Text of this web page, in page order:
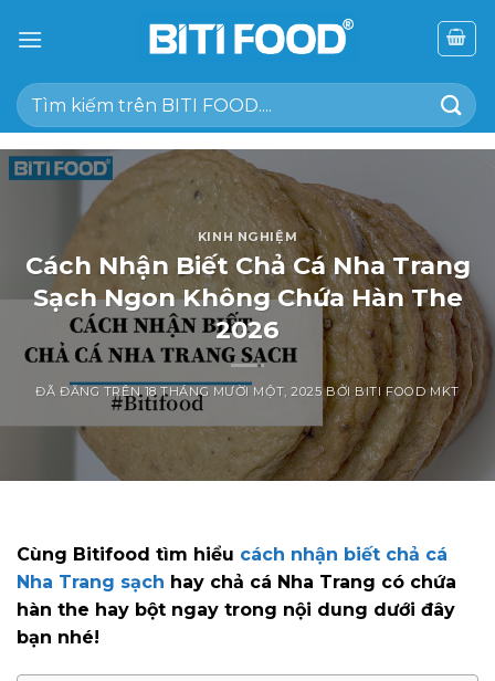
đến
dung
Tìm
kiếm:
KINH NGHIỆM
Cách Nhận Biết Chả Cá Nha Trang
Sạch Ngon Không Chứa Hàn The
2026
ĐÃ ĐĂNG TRÊN18 THÁNG MƯỜI MỘT, 2025 BỞIBITI FOOD MKT
Cùng Bitifood tìm hiểu cách nhận biết chả cá
Nha Trang sạch hay chả cá Nha Trang có chứa
hàn the hay bột ngay trong nội dung dưới đây
bạn nhé!